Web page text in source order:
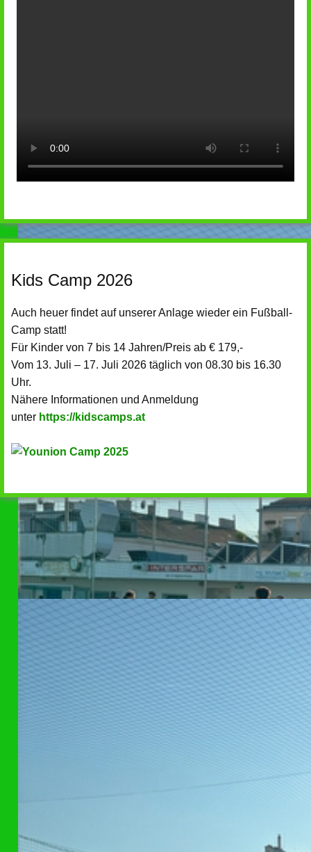
Kids Camp 2026
Auch heuer findet auf unserer Anlage wieder ein Fußball-
Camp statt!
Für Kinder von 7 bis 14 Jahren/Preis ab € 179,-
Vom 13. Juli – 17. Juli 2026 täglich von 08.30 bis 16.30
Uhr.
Nähere Informationen und Anmeldung
unter https://kidscamps.at